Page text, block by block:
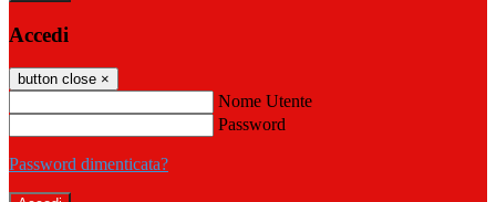
Accedi
button close ×
Nome Utente
Password
Password dimenticata?